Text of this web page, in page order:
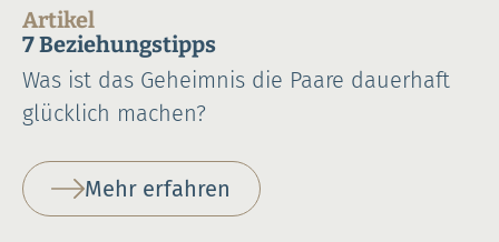
Artikel
7 Beziehungstipps
Was ist das Geheimnis die Paare dauerhaft
glücklich machen?
Mehr erfahren